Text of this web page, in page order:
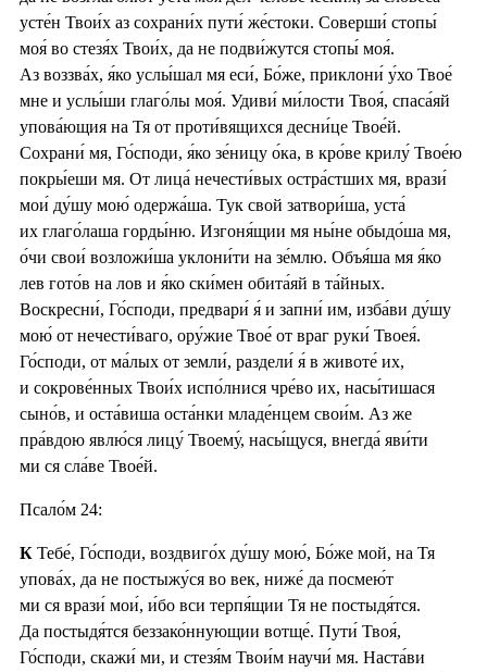
усте́н Твои́х аз сохрани́х пути́ же́стоки. Соверши́ стопы́
моя́ во стезя́х Твои́х, да не подви́жутся стопы́ моя́.
Аз воззва́х, я́ко услы́шал мя еси́, Бо́же, приклони́ у́хо Твое́
мне и услы́ши глаго́лы моя́. Удиви́ ми́лости Твоя́, спаса́яй
упова́ющия на Тя от проти́вящихся десни́це Твое́й.
Сохрани́ мя, Го́споди, я́ко зе́ницу о́ка, в кро́ве крилу́ Твое́ю
покры́еши мя. От лица́ нечести́вых остра́стших мя, врази́
мои́ ду́шу мою́ одержа́ша. Тук свой затвори́ша, уста́
их глаго́лаша горды́ню. Изгоня́щии мя ны́не обыдо́ша мя,
о́чи свои́ возложи́ша уклони́ти на зе́млю. Объя́ша мя я́ко
лев гото́в на лов и я́ко ски́мен обита́яй в та́йных.
Воскресни́, Го́споди, предвари́ я́ и запни́ им, изба́ви ду́шу
мою́ от нечести́ваго, ору́жие Твое́ от враг руки́ Твоея́.
Го́споди, от ма́лых от земли́, раздели́ я́ в животе́ их,
и сокрове́нных Твои́х испо́лнися чре́во их, насы́тишася
сыно́в, и оста́виша оста́нки младе́нцем свои́м. Аз же
пра́вдою явлю́ся лицу́ Твоему́, насы́щуся, внегда́ яви́ти
ми ся сла́ве Твое́й.
Псало́м 24:
К Тебе́, Го́споди, воздвиго́х ду́шу мою́, Бо́же мой, на Тя
упова́х, да не постыжу́ся во век, ниже́ да посмею́т
ми ся врази́ мои́, и́бо вси терпя́щии Тя не постыдя́тся.
Да постыдя́тся беззако́ннующии вотще́. Пути́ Твоя́,
Го́споди, скажи́ ми, и стезя́м Твои́м научи́ мя. Наста́ви